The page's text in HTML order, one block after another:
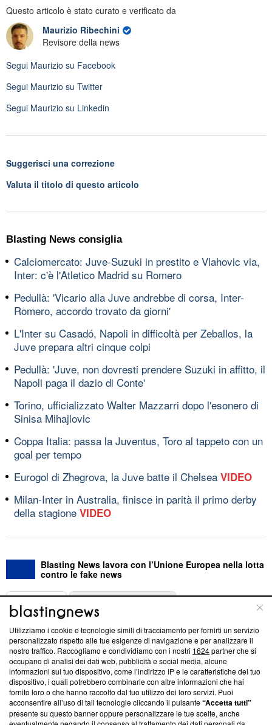
Questo articolo è stato curato e verificato da
Maurizio Ribechini
Revisore della news
Segui Maurizio su Facebook
Segui Maurizio su Twitter
Segui Maurizio su Linkedin
Suggerisci una correzione
Valuta il titolo di questo articolo
Blasting News consiglia
Calciomercato: Juve-Suzuki in prestito e Vlahovic via,
Inter: c'è l'Atletico Madrid su Romero
Pedullà: 'Vicario alla Juve andrebbe di corsa, Inter-
Romero, accordo trovato da giorni'
L'Inter su Casadó, Napoli in difficoltà per Zeballos, la
Juve prepara altri cinque colpi
Pedullà: 'Juve, non dovresti prendere Suzuki in affitto, il
Napoli paga il dazio di Conte'
Torino, ufficializzato Walter Mazzarri dopo l'esonero di
Sinisa Mihajlovic
Coppa Italia: passa la Juventus, Toro al tappeto con un
goal per tempo
Eurogol di Zhegrova, la Juve batte il Chelsea VIDEO
Milan-Inter in Australia, finisce in parità il primo derby
della stagione VIDEO
Blasting News lavora con l’Unione Europea nella lotta
contro le fake news
ABOUT
Questa sezione offre informazioni trasparenti su Blasting
News, sui nostri processi editoriali e su come ci impegniamo a
creare news di qualità. Inoltre, afferma la nostra aderenza a
‘Trust Project - News with Integrity’Blasting News non è
ancora membro del programma, ma ha richiesto di farne
parte; Trust Project non ha ancora effettuato una verifica di
conformità agli standard.
Utilizziamo i cookie e tecnologie simili di tracciamento per fornirti un servizio
personalizzato rispetto alle tue esigenze di navigazione e per analizzare il
nostro traffico. Raccogliamo e condividiamo con i nostri 1624partner che si
occupano di analisi dei dati web, pubblicità e social media, alcune
informazioni sul tuo dispositivo, come l’indirizzo IP e le caratteristiche del tuo
dispositivo, i quali potrebbero combinarle con altre informazioni che hai
fornito loro o che hanno raccolto dal tuo utilizzo dei loro servizi. Puoi
acconsentire all’uso di tali tecnologie cliccando il pulsante“Accetta tutti”
presente su questo banner oppure personalizzare le tue scelte, anche